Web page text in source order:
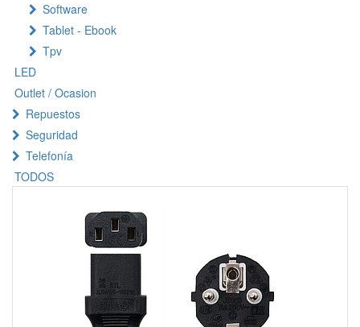
Software
Tablet - Ebook
Tpv
LED
Outlet / Ocasion
Repuestos
Seguridad
Telefonía
TODOS